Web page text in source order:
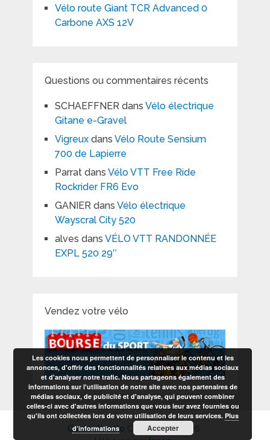
Vélo route Giant TCR Advanced 0
Carbone AXS 12V
Questions ou commentaires récents
SCHAEFFNERdans Vélo électrique
Gitane e-Gravel
Vigreuxdans Vélo Route Sensium
700 de Lapierre
Parratdans Vélo VTT Free Ride
Rockrider FR6 Evo
GANIERdans Vélo électrique
Wayscral City 520
alves dans VÉLO VTT RANDONNÉE
EXPL 520 29″
Vendez votre vélo
Guide du vélo Copyright © 2026.
Les cookies nous permettent de personnaliser le contenu et les
annonces, d'offrir des fonctionnalités relatives aux médias sociaux
et d'analyser notre trafic. Nous partageons également des
informations sur l'utilisation de notre site avec nos partenaires de
médias sociaux, de publicité et d'analyse, qui peuvent combiner
celles-ci avec d'autres informations que vous leur avez fournies ou
qu'ils ont collectées lors de votre utilisation de leurs services. Plus
d’informations
Accepter